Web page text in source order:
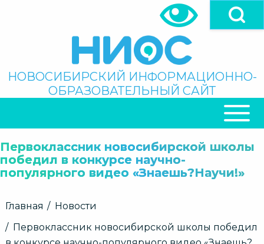
Поиск
НОВОСИБИРСКИЙ ИНФОРМАЦИОННО-
ОБРАЗОВАТЕЛЬНЫЙ САЙТ
НАВИГАЦИЯ
Первоклассник новосибирской школы
победил в конкурсе научно-
популярного видео «Знаешь?Научи!»
Строка
Главная
Новости
Первоклассник новосибирской школы победил